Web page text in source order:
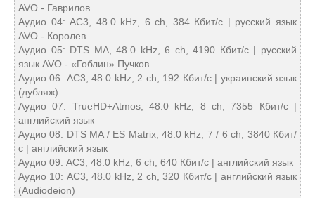
AVO - Гаврилов
Аудио 04: AC3, 48.0 kHz, 6 ch, 384 Кбит/с | русский язык
AVO - Королев
Аудио 05: DTS MA, 48.0 kHz, 6 ch, 4190 Кбит/с | русский
язык AVO - «Гоблин» Пучков
Аудио 06: AC3, 48.0 kHz, 2 ch, 192 Кбит/с | украинский язык
(дубляж)
Аудио 07: TrueHD+Atmos, 48.0 kHz, 8 ch, 7355 Кбит/с |
английский язык
Аудио 08: DTS MA / ES Matrix, 48.0 kHz, 7 / 6 ch, 3840 Кбит/
с | английский язык
Аудио 09: AC3, 48.0 kHz, 6 ch, 640 Кбит/с | английский язык
Аудио 10: AC3, 48.0 kHz, 2 ch, 320 Кбит/с | английский язык
(Audiodeion)